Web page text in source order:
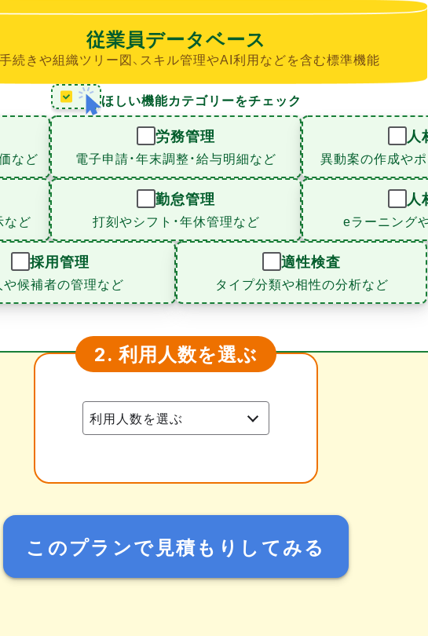
従業員データベース
続きや組織ツリー図、スキル管理やAI利用などを含む標準機能
ほしい機能カテゴリーをチェック
など
労務管理
電子申請・年末調整・給与明細など
人
異動案の作成や
など
勤怠管理
打刻やシフト・年休管理など
人
eラーニング
採用管理
候補者の管理など
適性検査
タイプ分類や相性の分析など
2. 利用人数を選ぶ
このプランで見積もりしてみる